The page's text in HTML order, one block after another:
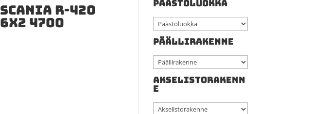
SCANIA R-420
6X2 4700
PÄÄSTÖLUOKKA
PÄÄLLIRAKENNE
AKSELISTORAKENN
E